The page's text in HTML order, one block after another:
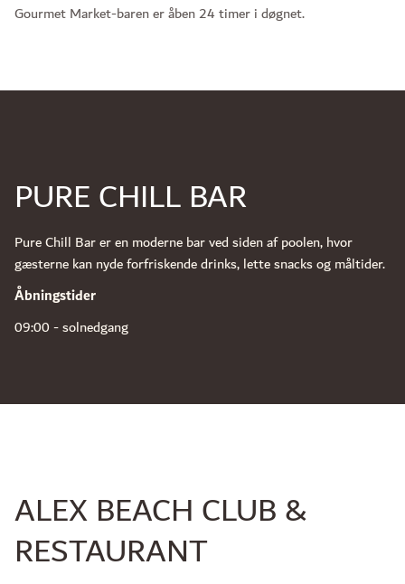
Gourmet Market-baren er åben 24 timer i døgnet.
PURE CHILL BAR
Pure Chill Bar er en moderne bar ved siden af poolen, hvor
gæsterne kan nyde forfriskende drinks, lette snacks og måltider.
Åbningstider
09:00 - solnedgang
ALEX BEACH CLUB &
RESTAURANT